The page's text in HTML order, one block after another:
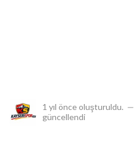
1 yıl önce oluşturuldu. —
güncellendi